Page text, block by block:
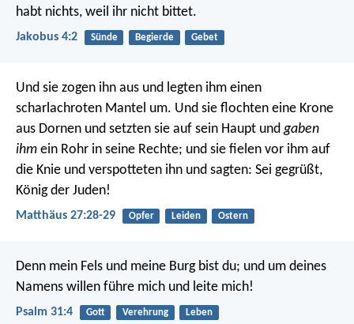
habt nichts, weil ihr nicht bittet.
Jakobus 4:2 Sünde Begierde Gebet
Und sie zogen ihn aus und legten ihm einen
scharlachroten Mantel um. Und sie flochten eine Krone
aus Dornen und setzten sie auf sein Haupt undgaben
ihm ein Rohr in seine Rechte; und sie fielen vor ihm auf
die Knie und verspotteten ihn und sagten: Sei gegrüßt,
König der Juden!
Matthäus 27:28-29 Opfer Leiden Ostern
Denn mein Fels und meine Burg bist du; und um deines
Namens willen führe mich und leite mich!
Psalm 31:4 Gott Verehrung Leben